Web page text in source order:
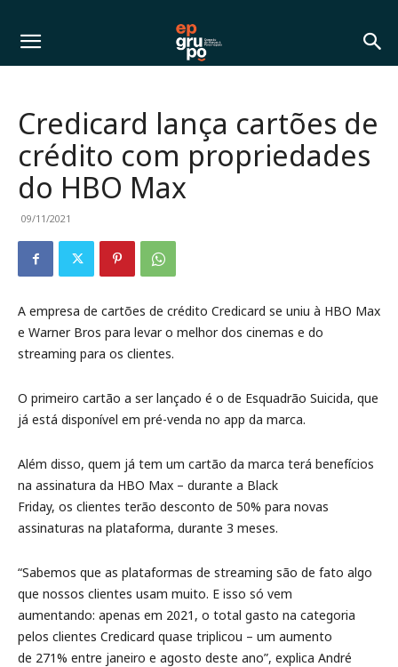
Credicard lança cartões de
crédito com propriedades
do HBO Max
09/11/2021
A empresa de cartões de crédito Credicard se uniu à HBO Max
e Warner Bros para levar o melhor dos cinemas e do
streaming para os clientes.
O primeiro cartão a ser lançado é o de Esquadrão Suicida, que
já está disponível em pré-venda no app da marca.
Além disso, quem já tem um cartão da marca terá benefícios
na assinatura da HBO Max – durante a Black
Friday, os clientes terão desconto de 50% para novas
assinaturas na plataforma, durante 3 meses.
“Sabemos que as plataformas de streaming são de fato algo
que nossos clientes usam muito. E isso só vem
aumentando: apenas em 2021, o total gasto na categoria
pelos clientes Credicard quase triplicou – um aumento
de 271% entre janeiro e agosto deste ano”, explica André